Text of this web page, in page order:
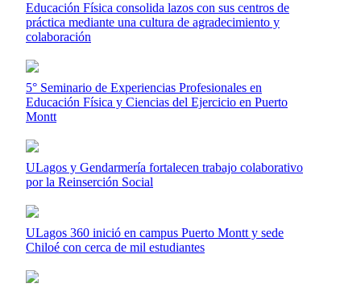
Educación Física consolida lazos con sus centros de
práctica mediante una cultura de agradecimiento y
colaboración
5° Seminario de Experiencias Profesionales en
Educación Física y Ciencias del Ejercicio en Puerto
Montt
ULagos y Gendarmería fortalecen trabajo colaborativo
por la Reinserción Social
ULagos 360 inició en campus Puerto Montt y sede
Chiloé con cerca de mil estudiantes